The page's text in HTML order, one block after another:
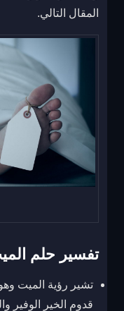
المقال التالي.
تفسير حلم
تشير رؤية الميت
قدوم الخير الوفير